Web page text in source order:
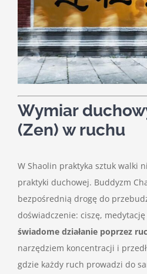
Wymiar
(Zen) w ruchu
W Shaolin praktyka sztuk walki
praktyki duchowej. Buddyzm
bezpośrednią drogę do
doświadczenie: ciszę,
świadome działanie poprzez
narzędziem koncentracji i
gdzie każdy ruch prowadzi do